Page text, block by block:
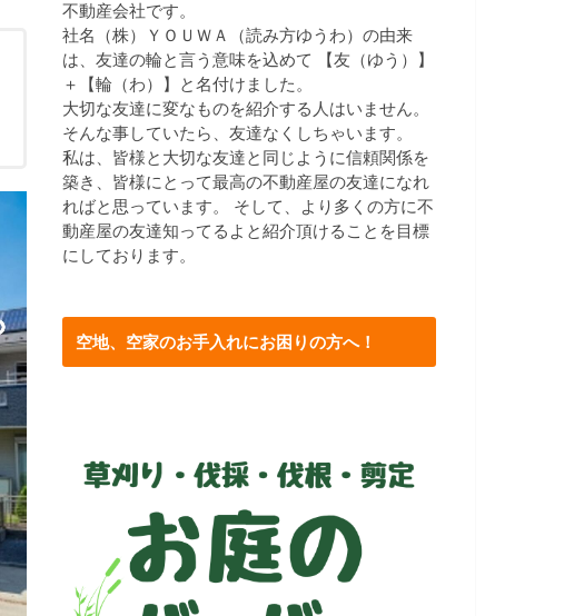
不動産会社です。
社名（株）ＹＯＵＷＡ（読み方ゆうわ）の由来
は、友達の輪と言う意味を込めて 【友（ゆう）】
＋【輪（わ）】と名付けました。
大切な友達に変なものを紹介する人はいません。
そんな事していたら、友達なくしちゃいます。
私は、皆様と大切な友達と同じように信頼関係を
築き、皆様にとって最高の不動産屋の友達になれ
ればと思っています。 そして、より多くの方に不
動産屋の友達知ってるよと紹介頂けることを目標
にしております。
空地、空家のお手入れにお困りの方へ！